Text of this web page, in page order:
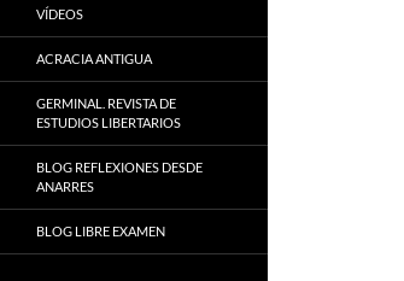
VÍDEOS
ACRACIA ANTIGUA
GERMINAL. REVISTA DE
ESTUDIOS LIBERTARIOS
BLOG REFLEXIONES DESDE
ANARRES
BLOG LIBRE EXAMEN